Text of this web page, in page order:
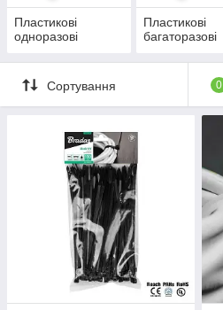
Пластикові
одноразові
Пластикові
багаторазові
Сортування 0